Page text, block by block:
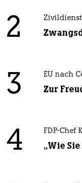
2 Zivildienst
3 EU nach
Zur
4 FDP-Chef
„Wie